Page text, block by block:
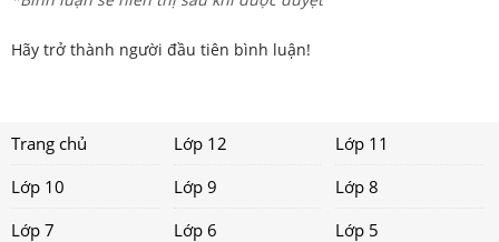
Hãy trở thành người đầu tiên bình luận!
Trang chủ Lớp 12
Lớp 11
Lớp 10
Lớp 9
Lớp 8
Lớp 7
Lớp 6
Lớp 5